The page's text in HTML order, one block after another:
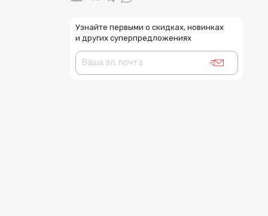
Узнайте первыми о скидках, новинках
и других суперпредложениях